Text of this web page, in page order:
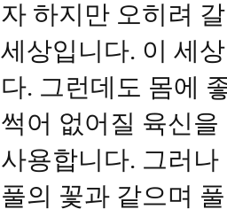
자 하지만 오히려
세상입니다. 이 세
다. 그런데도 몸에
썩어 없어질 육신
사용합니다. 그러
풀의 꽃과 같으며